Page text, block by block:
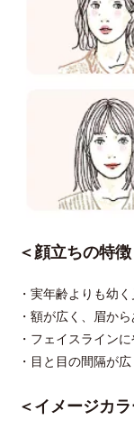
＜顔立ちの特徴
・実年齢よりも幼
・額が広く、眉か
・フェイスライン
・目と目の間隔が
＜イメージカ